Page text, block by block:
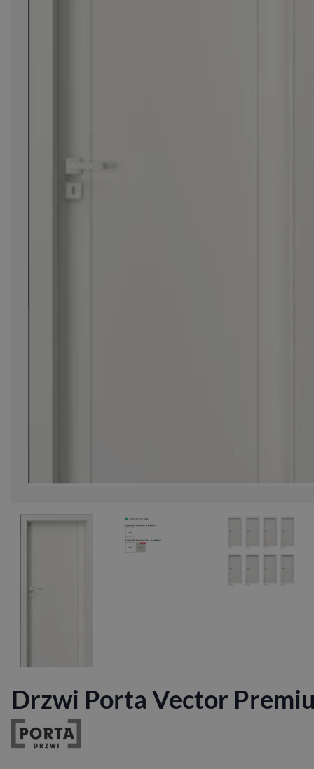
Drzwi Porta Vector